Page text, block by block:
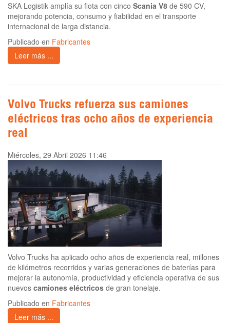
SKA Logistik amplía su flota con cinco Scania V8 de 590 CV,
mejorando potencia, consumo y fiabilidad en el transporte
internacional de larga distancia.
Publicado en Fabricantes
Leer más ...
Volvo Trucks refuerza sus camiones
eléctricos tras ocho años de experiencia
real
Miércoles, 29 Abril 2026 11:46
Volvo Trucks ha aplicado ocho años de experiencia real, millones
de kilómetros recorridos y varias generaciones de baterías para
mejorar la autonomía, productividad y eficiencia operativa de sus
nuevos camiones eléctricos de gran tonelaje.
Publicado en Fabricantes
Leer más ...